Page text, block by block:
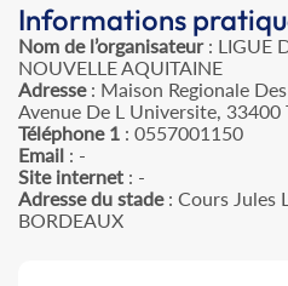
Informations
Nom de l’organisateur: LIGUE
NOUVELLE AQUITAINE
Adresse: Maison Regionale
Avenue De L Universite, 33400
Téléphone 1 : 0557001150
Email : -
Site internet : -
Adresse du stade: Cours Jules
BORDEAUX